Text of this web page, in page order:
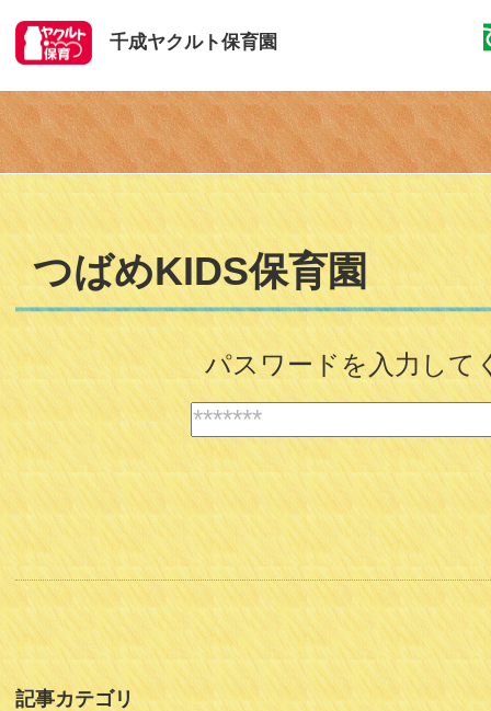
千成ヤクルト保育園
つばめKIDS保育園
パスワードを入力して
記事カテゴリ